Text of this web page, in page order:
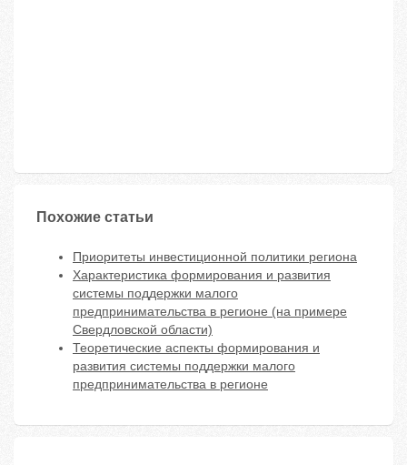
Похожие статьи
Приоритеты инвестиционной политики региона
Характеристика формирования и развития
системы поддержки малого
предпринимательства в регионе (на примере
Свердловской области)
Теоретические аспекты формирования и
развития системы поддержки малого
предпринимательства в регионе